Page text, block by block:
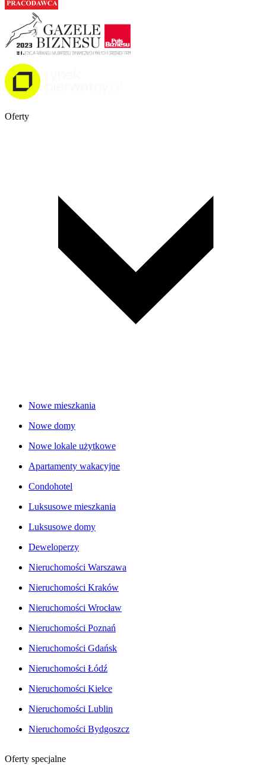
Oferty
Nowe mieszkania
Nowe domy
Nowe lokale użytkowe
Apartamenty wakacyjne
Condohotel
Luksusowe mieszkania
Luksusowe domy
Deweloperzy
Nieruchomości Warszawa
Nieruchomości Kraków
Nieruchomości Wrocław
Nieruchomości Poznań
Nieruchomości Gdańsk
Nieruchomości Łódź
Nieruchomości Kielce
Nieruchomości Lublin
Nieruchomości Bydgoszcz
Oferty specjalne